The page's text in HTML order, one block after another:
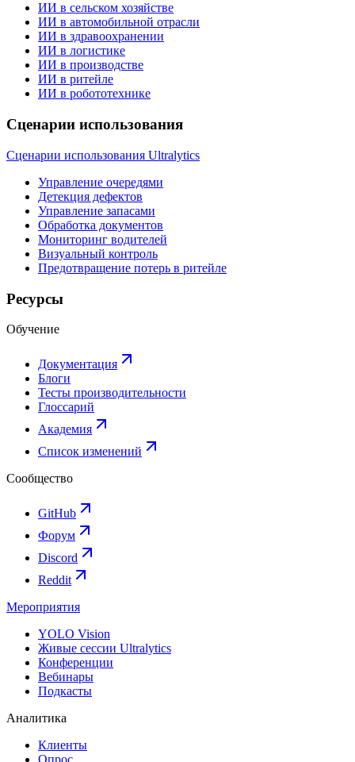
ИИ в сельском хозяйстве
ИИ в автомобильной отрасли
ИИ в здравоохранении
ИИ в логистике
ИИ в производстве
ИИ в ритейле
ИИ в робототехнике
Сценарии использования
Сценарии использования Ultralytics
Управление очередями
Детекция дефектов
Управление запасами
Обработка документов
Мониторинг водителей
Визуальный контроль
Предотвращение потерь в ритейле
Ресурсы
Обучение
Документация
Блоги
Тесты производительности
Глоссарий
Академия
Список изменений
Сообщество
GitHub
Форум
Discord
Reddit
Мероприятия
YOLO Vision
Живые сессии Ultralytics
Конференции
Вебинары
Подкасты
Аналитика
Клиенты